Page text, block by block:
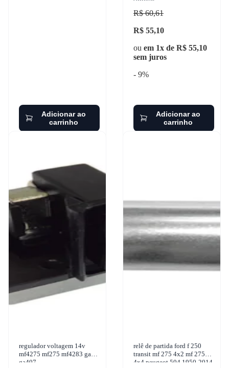
Adicionar ao
carrinho
R$ 60,61
R$ 55,10
ou em 1x de R$ 55,10
sem juros
- 9%
Adicionar ao
carrinho
regulador voltagem 14v
mf4275 mf275 mf4283 gauss
ga407
relê de partida ford f 250
transit mf 275 4x2 mf 275
4x4 peugeot 504 1950-2014